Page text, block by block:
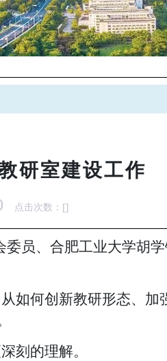
研室建设工作
点击次数：[]
员、合肥工业大学胡
如何创新教研形态、加
刻的理解。